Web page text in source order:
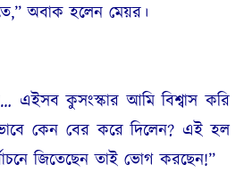
অবাক হলেন মেয়র।
এইসব কুসংস্কার আমি বিশ্বাস করি
কেন বের করে দিলেন? এই হল
জিতেছেন তাই ভোগ করছেন!”